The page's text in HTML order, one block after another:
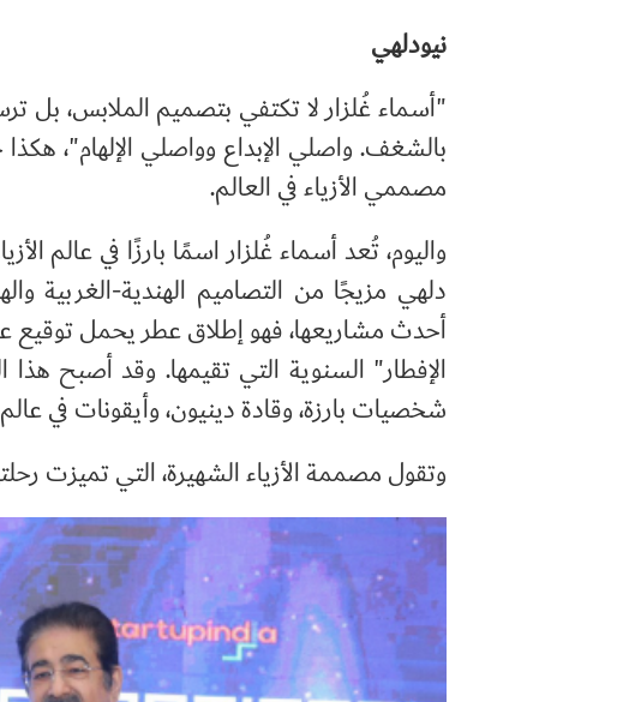
نيودلهي
"أسماء غُلزار لا تكتفي بتصميم الملابس، بل
بالشغف. واصلي الإبداع وواصلي الإلهام"،
مصممي الأزياء في العالم.
واليوم، تُعد أسماء غُلزار اسمًا بارزًا في عالم
دلهي مزيجًا من التصاميم الهندية-الغربية
أحدث مشاريعها، فهو إطلاق عطر يحمل توقيع
الإفطار" السنوية التي تقيمها. وقد أصبح
شخصيات بارزة، وقادة دينيون، وأيقونات في
وتقول مصممة الأزياء الشهيرة، التي تميزت